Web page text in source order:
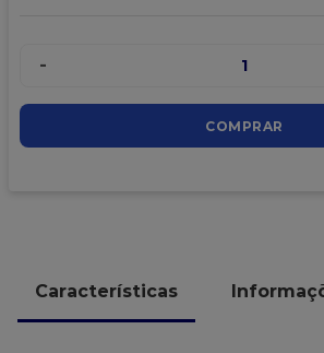
- 1
COMPRAR
Características